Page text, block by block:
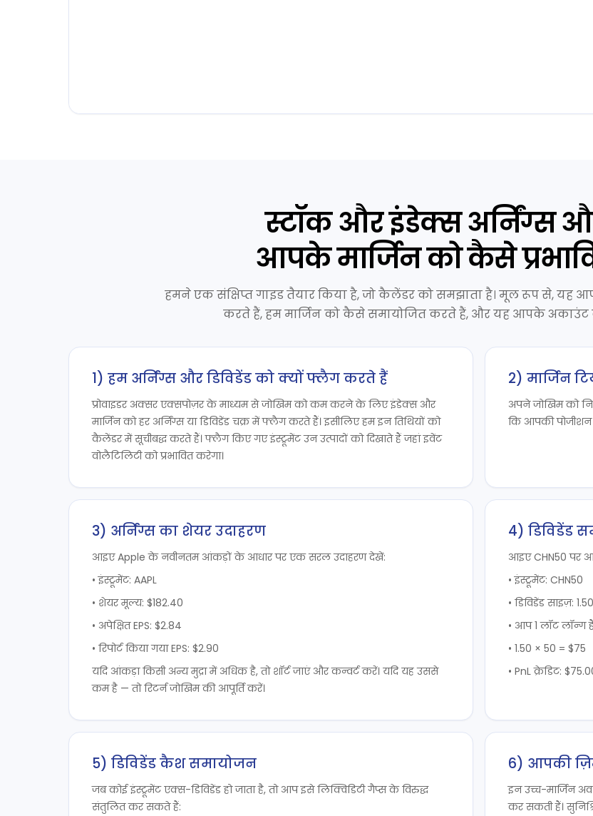
स्टॉक और इंडेक्स अर्निंग्स
आपके मार्जिन को कैसे
हमने एक संक्षिप्त गाइड तैयार किया है, जो कैलेंडर को समझाता है। मूल रूप से, यह
करते हैं, हम मार्जिन को कैसे समायोजित करते हैं, और यह आपके अकाउंट
1) हम अर्निंग्स और डिविडेंड को क्यों फ्लैग करते हैं
प्रोवाइडर अक्सर एक्सपोज़र के माध्यम से जोखिम को कम करने के लिए इंडेक्स और
मार्जिन को हर अर्निंग्स या डिविडेंड चक्र में फ्लैग करते हैं। इसीलिए हम इन तिथियों को
कैलेंडर में सूचीबद्ध करते हैं। फ्लैग किए गए इंस्ट्रूमेंट उन उत्पादों को दिखाते हैं जहां इवेंट
वोलैटिलिटी को प्रभावित करेगा।
2) मार्जिन
अपने जोखिम को
कि आपकी
3) अर्निंग्स का शेयर उदाहरण
आइए Apple के नवीनतम आंकड़ों के आधार पर एक सरल उदाहरण देखें:
• इंस्ट्रूमेंट: AAPL
• शेयर मूल्य: $182.40
• अपेक्षित EPS: $2.84
• रिपोर्ट किया गया EPS: $2.90
यदि आंकड़ा किसी अन्य मुद्रा में अधिक है, तो शॉर्ट जाएं और कन्वर्ट करें। यदि यह उससे
कम है — तो रिटर्न जोखिम की आपूर्ति करें।
4) डिविडेंड
आइए CHN50 पर
• इंस्ट्रूमेंट: CHN50
• डिविडेंड साइज़: 1.50
• आप 1 लॉट लॉन्ग
• 1.50 × 50 = $75
• PnL क्रेडिट:
5) डिविडेंड कैश समायोजन
जब कोई इंस्ट्रूमेंट एक्स-डिविडेंड हो जाता है, तो आप इसे लिक्विडिटी गैप्स के विरुद्ध
संतुलित कर सकते हैं:
6) आपकी
इन उच्च-मार्जिन
कर सकती हैं।